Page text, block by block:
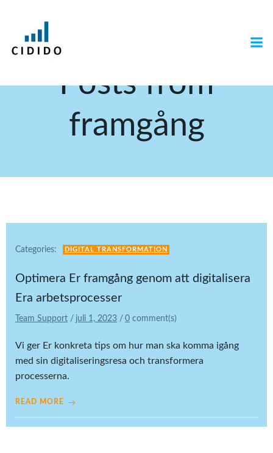
Posts from
framgång
Categories: DIGITAL TRANSFORMATION
Optimera Er framgång genom att digitalisera
Era arbetsprocesser
Team Support / juli 1, 2023 / 0 comment(s)
Vi ger Er konkreta tips om hur man ska komma igång
med sin digitaliseringsresa och transformera
processerna.
READ MORE